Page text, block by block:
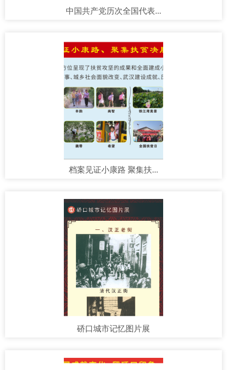
中国共产党历次全国代表...
档案见证小康路 聚集扶...
硚口城市记忆图片展